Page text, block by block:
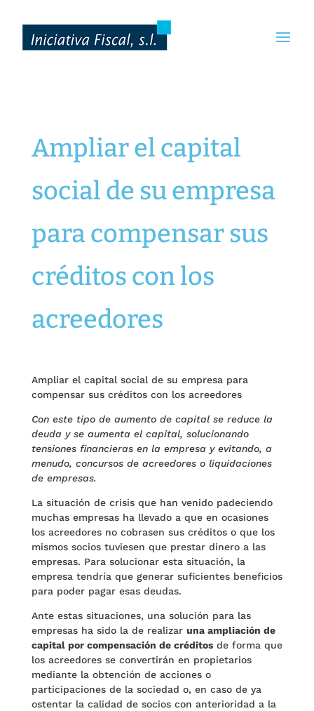
Ampliar el capital
social de su empresa
para compensar sus
créditos con los
acreedores
Ampliar el capital social de su empresa para
compensar sus créditos con los acreedores
Con este tipo de aumento de capital se reduce la
deuda y se aumenta el capital, solucionando
tensiones financieras en la empresa y evitando, a
menudo, concursos de acreedores o liquidaciones
de empresas.
La situación de crisis que han venido padeciendo
muchas empresas ha llevado a que en ocasiones
los acreedores no cobrasen sus créditos o que los
mismos socios tuviesen que prestar dinero a las
empresas. Para solucionar esta situación, la
empresa tendría que generar suficientes beneficios
para poder pagar esas deudas.
Ante estas situaciones, una solución para las
empresas ha sido la de realizar una ampliación de
capital por compensación de créditosde forma que
los acreedores se convertirán en propietarios
mediante la obtención de acciones o
participaciones de la sociedad o, en caso de ya
ostentar la calidad de socios con anterioridad a la